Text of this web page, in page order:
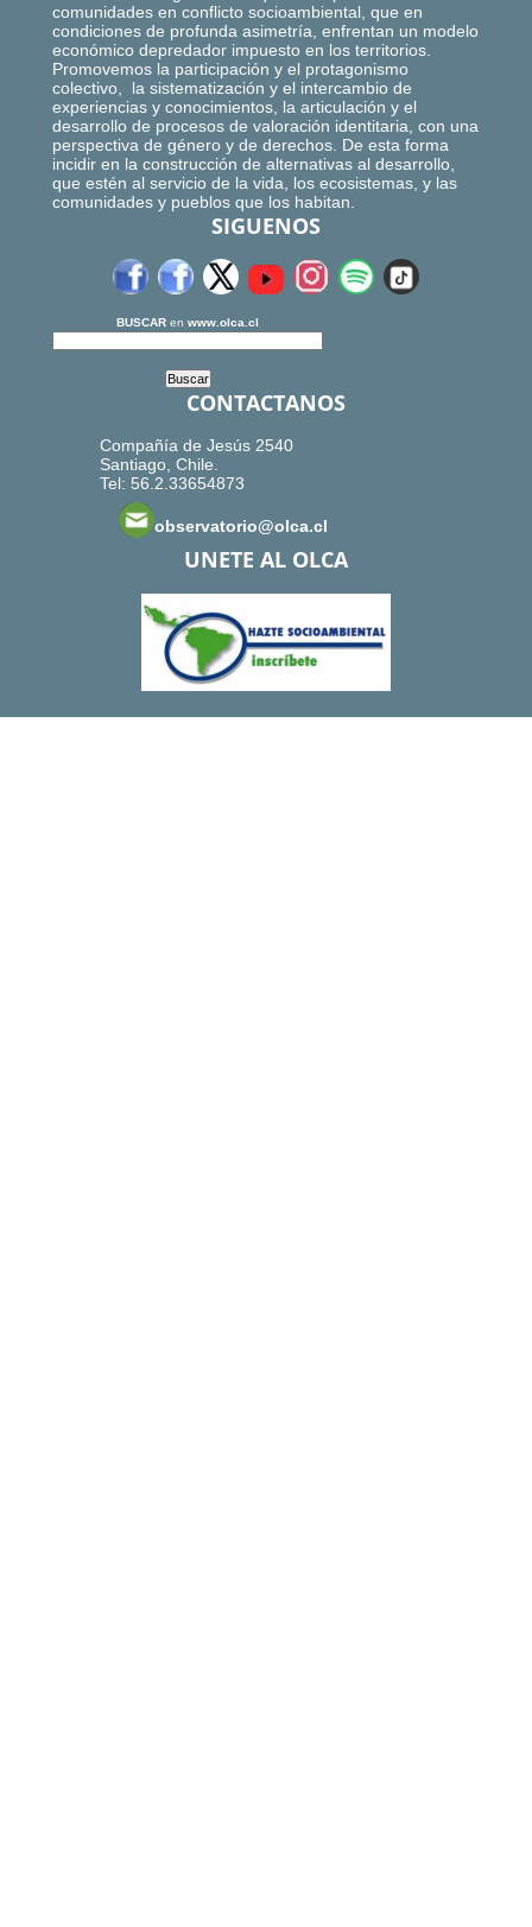
comunidades en conflicto socioambiental, que en
condiciones de profunda asimetría, enfrentan un modelo
económico depredador impuesto en los territorios.
Promovemos la participación y el protagonismo
colectivo, la sistematización y el intercambio de
experiencias y conocimientos, la articulación y el
desarrollo de procesos de valoración identitaria, con una
perspectiva de género y de derechos. De esta forma
incidir en la construcción de alternativas al desarrollo,
que estén al servicio de la vida, los ecosistemas, y las
comunidades y pueblos que los habitan.
SIGUENOS
BUSCAR en www.olca.cl
CONTACTANOS
Compañía de Jesús 2540
Santiago, Chile.
Tel: 56.2.33654873
observatorio@olca.cl
UNETE AL OLCA